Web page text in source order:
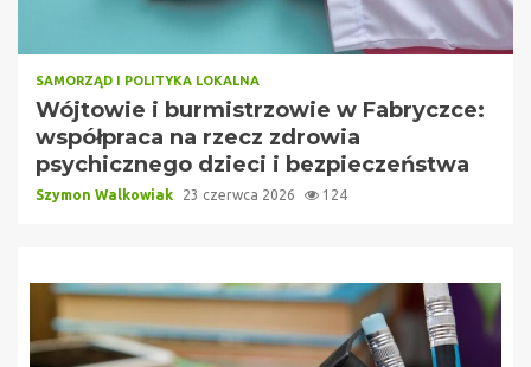
SAMORZĄD I POLITYKA LOKALNA
Wójtowie i burmistrzowie w Fabryczce:
współpraca na rzecz zdrowia
psychicznego dzieci i bezpieczeństwa
Szymon Walkowiak 23 czerwca 2026 124